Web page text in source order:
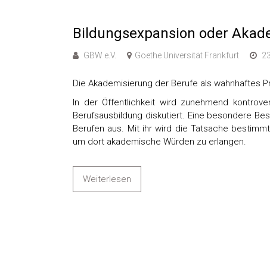
Bildungsexpansion oder
GBW e.V. Goethe Universität Frankfurt
Die Akademisierung der Berufe als wahnhaftes
In der Öffentlichkeit wird zunehmend
Berufsausbildung diskutiert. Eine besondere
Berufen aus. Mit ihr wird die Tatsache
um dort akademische Würden zu erlangen.
Weiterlesen